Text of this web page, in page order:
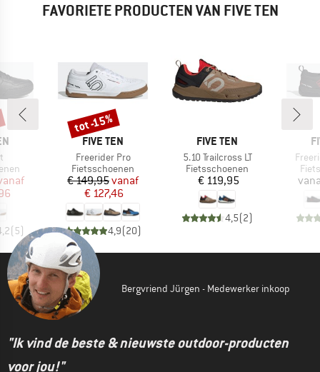
FAVORIETE PRODUCTEN VAN FIVE TEN
prijs
(5)
MERK
FIVE TEN
Artikel
Freerider Pro
Productgroep
Fietsschoenen
Prijs
€ 149,95Verlaagde prijs
vanaf
€ 127,46
4,9(20)
Korting
tot -15%
MERK
FIVE TEN
Artikel
5.10 Trailcross LT
Productgroep
Fietsschoenen
Prijs
€ 119,95
4,5(2)
Artikel
Bergvriend Jürgen - Medewerker inkoop
"Ik vind de beste & nieuwste outdoor-producten
voor jou!"